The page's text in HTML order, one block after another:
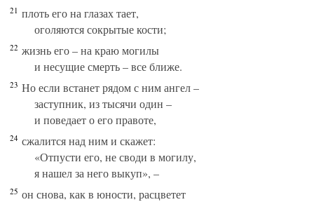
21 плоть его на глазах тает,
оголяются сокрытые кости;
22 жизнь его – на краю могилы
и несущие смерть – все ближе.
23 Но если встанет рядом с ним ангел –
заступник, из тысячи один –
и поведает о его правоте,
24 сжалится над ним и скажет:
«Отпусти его, не своди в могилу,
я нашел за него выкуп», –
25 он снова, как в юности, расцветет